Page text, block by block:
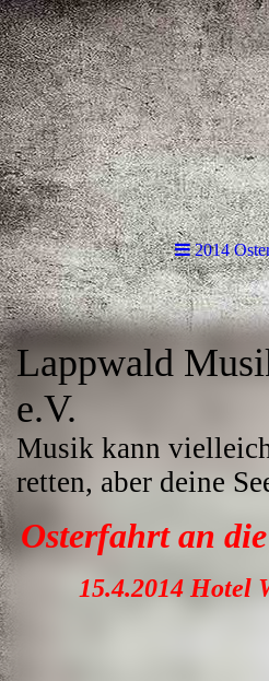
2014
Lappwald
e.V.
Musik kann
retten, aber deine
Osterfahrt an
15.4.2014 Hotel